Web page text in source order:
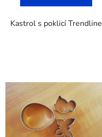
Kastrol s poklicí Trendline